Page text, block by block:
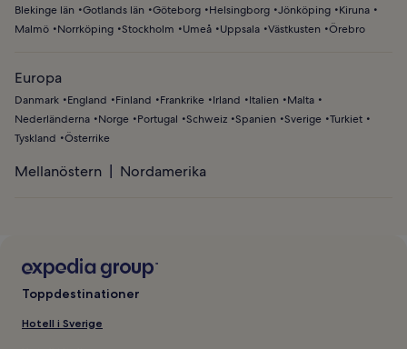
Blekinge län Gotlands län Göteborg Helsingborg Jönköping
Kiruna
Malmö
Norrköping Stockholm Umeå Uppsala Västkusten Örebro
Europa
Danmark England Finland Frankrike Irland Italien
Malta
Nederländerna
Norge Portugal Schweiz Spanien Sverige Turkiet
Tyskland
Österrike
Mellanöstern Nordamerika
Toppdestinationer
Hotell i Sverige